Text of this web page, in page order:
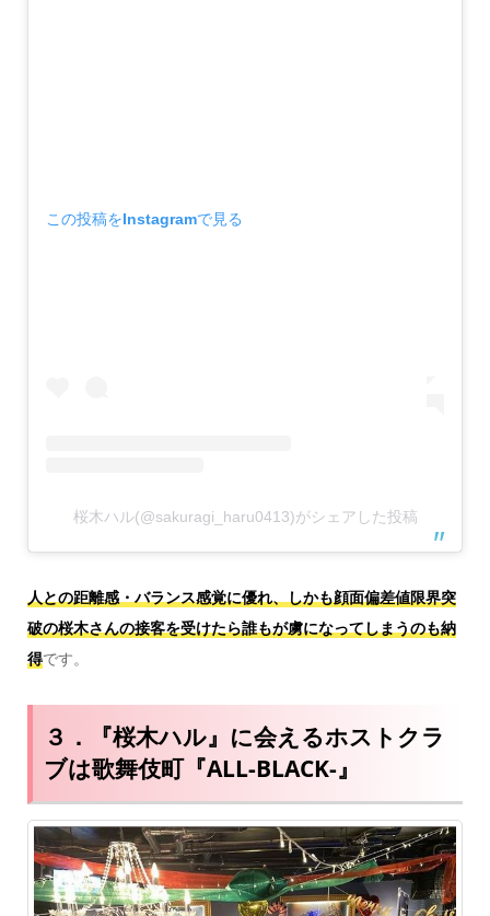
この投稿をInstagramで見る
桜木ハル(@sakuragi_haru0413)がシェアした投稿
人との距離感・バランス感覚に優れ、しかも顔面偏差値限界突
破の桜木さんの接客を受けたら誰もが虜になってしまうのも納
得です。
３．『桜木ハル』に会えるホストクラ
ブは歌舞伎町『ALL-BLACK-』